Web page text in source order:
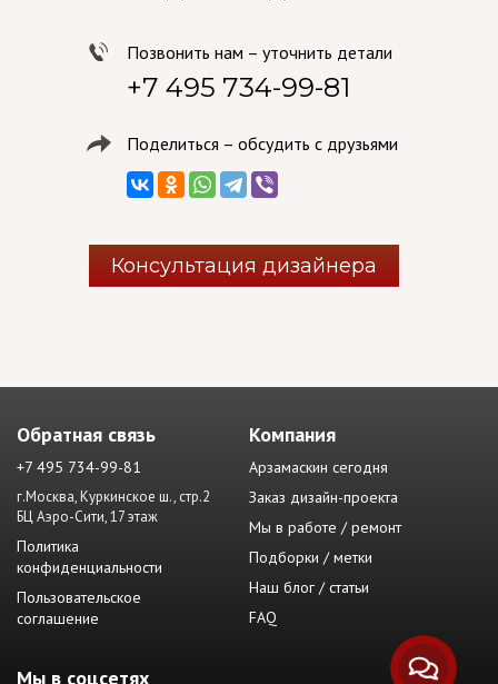
Позвонить нам – уточнить детали
+7 495 734-99-81
Поделиться – обсудить с друзьями
Консультация дизайнера
Обратная связь
+7 495 734-99-81
г.Москва, Куркинское ш., стр.2
БЦ Аэро-Сити, 17 этаж
Политика
конфиденциальности
Пользовательское
соглашение
Компания
Арзамаскин сегодня
Заказ дизайн-проекта
Мы в работе / ремонт
Подборки / метки
Наш блог / статьи
FAQ
Мы в соцсетях